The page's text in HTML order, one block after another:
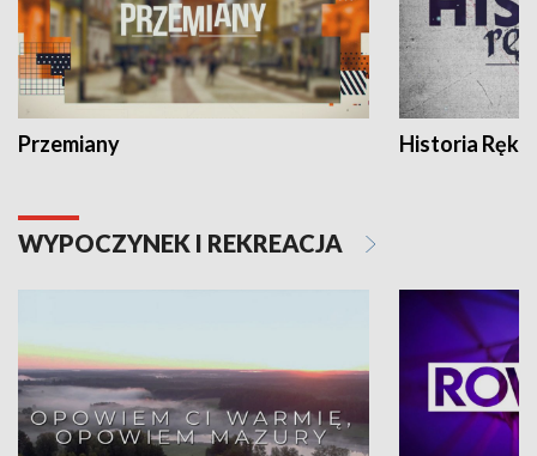
Przemiany Historia Ręką
WYPOCZYNEK I REKREACJA